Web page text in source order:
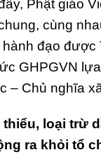
Phật giáo
cùng
đạo được
GHPGVN
– Chủ nghĩa
thiểu, loại trừ
ra khỏi tổ